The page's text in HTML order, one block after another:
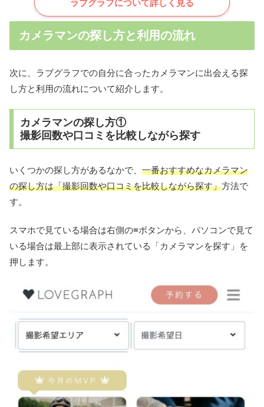
ラブグラフについて詳しく見る
カメラマンの探し方と利用の流れ
次に、ラブグラフでの自分に合ったカメラマンに出会える探
し方と利用の流れについて紹介します。
カメラマンの探し方①
撮影回数や口コミを比較しながら探す
いくつかの探し方があるなかで、 一番おすすめなカメラマン
の探し方は「撮影回数や口コミを比較しながら探す」方法で
す。
スマホで見ている場合は右側の≡ボタンから、パソコンで見て
いる場合は最上部に表示されている「カメラマンを探す」を
押します。